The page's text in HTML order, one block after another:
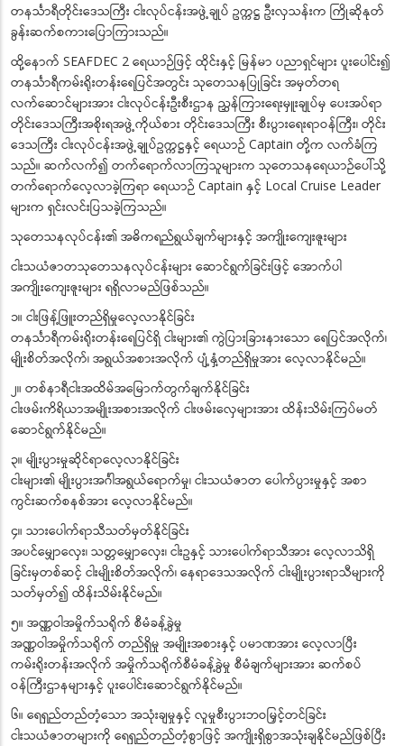
တနင်္သာရီတိုင်းဒေသကြီး ငါးလုပ်ငန်းအဖွဲ့ချုပ် ဥက္ကဋ္ဌ ဦးလှသန်းက ကြိုဆိုနုတ်
ခွန်းဆက်စကားပြောကြားသည်။
ထို့နောက် SEAFDEC 2 ရေယာဉ်ဖြင့် ထိုင်းနှင့် မြန်မာ ပညာရှင်များ ပူးပေါင်း၍
တနင်္သာရီကမ်းရိုးတန်းရေပြင်အတွင်း သုတေသနပြုခြင်း အမှတ်တရ
လက်ဆောင်များအား ငါးလုပ်ငန်းဦးစီးဌာန ညွှန်ကြားရေးမှူးချုပ်မှ ပေးအပ်ရာ
တိုင်းဒေသကြီးအစိုးရအဖွဲ့ကိုယ်စား တိုင်းဒေသကြီး စီးပွားရေးရာဝန်ကြီး၊ တိုင်း
ဒေသကြီး ငါးလုပ်ငန်းအဖွဲ့ချုပ်ဥက္ကဋ္ဌနှင့် ရေယာဉ် Captain တို့က လက်ခံကြ
သည်။ ဆက်လက်၍ တက်ရောက်လာကြသူများက သုတေသနရေယာဉ်ပေါ်သို့
တက်ရောက်လေ့လာခဲ့ကြရာ ရေယာဉ် Captain နှင့် Local Cruise Leader
များက ရှင်းလင်းပြသခဲ့ကြသည်။
သုတေသနလုပ်ငန်း၏ အဓိကရည်ရွယ်ချက်များနှင့် အကျိုးကျေးဇူးများ
ငါးသယံဇာတသုတေသနလုပ်ငန်းများ ဆောင်ရွက်ခြင်းဖြင့် အောက်ပါ
အကျိုးကျေးဇူးများ ရရှိလာမည်ဖြစ်သည်။
၁။ ငါးဖြန့်ဖြူးတည်ရှိမှုလေ့လာနိုင်ခြင်း
တနင်္သာရီကမ်းရိုးတန်းရေပြင်ရှိ ငါးများ၏ ကွဲပြားခြားနားသော ရေပြင်အလိုက်၊
မျိုးစိတ်အလိုက်၊ အရွယ်အစားအလိုက် ပျံ့နှံ့တည်ရှိမှုအား လေ့လာနိုင်မည်။
၂။ တစ်နာရီငါးအထိမ်အမြောက်တွက်ချက်နိုင်ခြင်း
ငါးဖမ်းကိရိယာအမျိုးအစားအလိုက် ငါးဖမ်းလှေများအား ထိန်းသိမ်းကြပ်မတ်
ဆောင်ရွက်နိုင်မည်။
၃။ မျိုးပွားမှုဆိုင်ရာလေ့လာနိုင်ခြင်း
ငါးများ၏ မျိုးပွားအင်္ဂါအရွယ်ရောက်မှု၊ ငါးသယံဇာတ ပေါက်ပွားမှုနှင့် အစာ
ကွင်းဆက်စနစ်အား လေ့လာနိုင်မည်။
၄။ သားပေါက်ရာသီသတ်မှတ်နိုင်ခြင်း
အပင်မျှောလှေး၊ သတ္တမျှောလှေး၊ ငါးဥနှင့် သားပေါက်ရာသီအား လေ့လာသိရှိ
ခြင်းမှတစ်ဆင့် ငါးမျိုးစိတ်အလိုက်၊ နေရာဒေသအလိုက် ငါးမျိုးပွားရာသီများကို
သတ်မှတ်၍ ထိန်းသိမ်းနိုင်မည်။
၅။ အဏ္ဏဝါအမှိုက်သရိုက် စီမံခန့်ခွဲမှု
အဏ္ဏဝါအမှိုက်သရိုက် တည်ရှိမှု အမျိုးအစားနှင့် ပမာဏအား လေ့လာပြီး
ကမ်းရိုးတန်းအလိုက် အမှိုက်သရိုက်စီမံခန့်ခွဲမှု စီမံချက်များအား ဆက်စပ်
ဝန်ကြီးဌာနများနှင့် ပူးပေါင်းဆောင်ရွက်နိုင်မည်။
၆။ ရေရှည်တည်တံ့သော အသုံးချမှုနှင့် လူမှုစီးပွားဘဝမြှင့်တင်ခြင်း
ငါးသယံဇာတများကို ရေရှည်တည်တံ့စွာဖြင့် အကျိုးရှိစွာအသုံးချနိုင်မည်ဖြစ်ပြီး